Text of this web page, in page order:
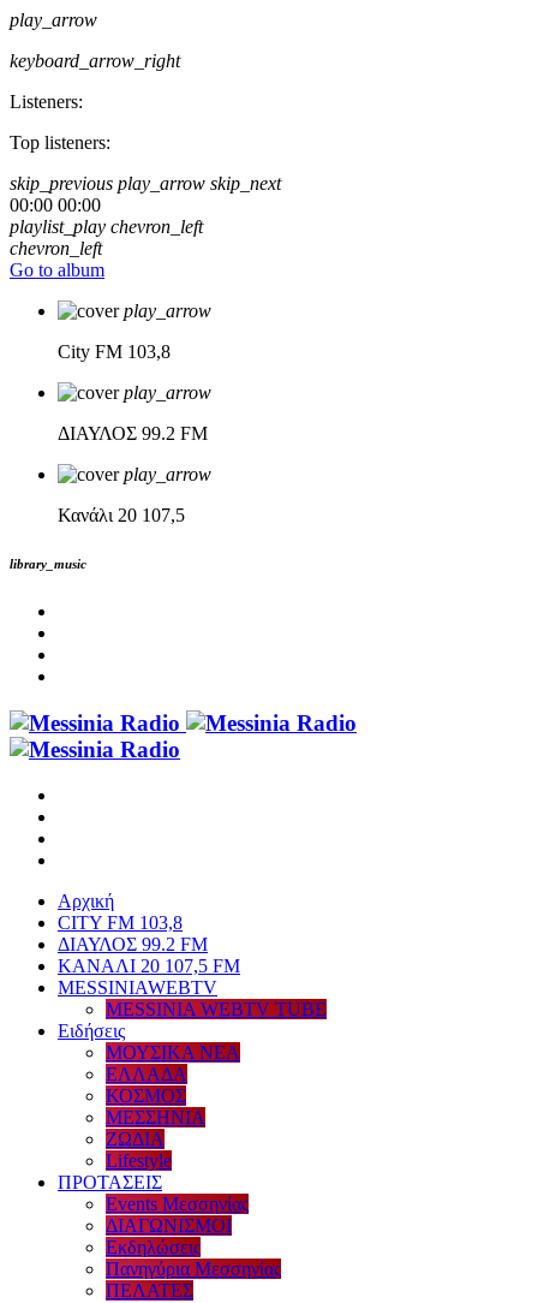
play_arrow
keyboard_arrow_right
Listeners:
Top listeners:
skip_previous play_arrow skip_next
00:00 00:00
playlist_play chevron_left
chevron_left
Go to album
play_arrow
City FM 103,8
play_arrow
ΔΙΑΥΛΟΣ 99.2 FM
play_arrow
Κανάλι 20 107,5
library_music
Αρχική
CITY FM 103,8
ΔΙΑΥΛΟΣ 99.2 FM
ΚΑΝΑΛΙ 20 107,5 FM
MESSINIAWEBTV
MESSINIA WEBTV TUBE
Eιδήσεις
ΜΟΥΣΙΚΑ ΝΕΑ
ΕΛΛΑΔΑ
ΚΟΣΜΟΣ
ΜΕΣΣΗΝΙΑ
ΖΩΔΙΑ
Lifestyle
ΠΡΟΤΑΣΕΙΣ
Events Μεσσηνίας
ΔΙΑΓΩΝΙΣΜΟΙ
Εκδηλώσεις
Πανηγύρια Μεσσηνίας
ΠΕΛΑΤΕΣ